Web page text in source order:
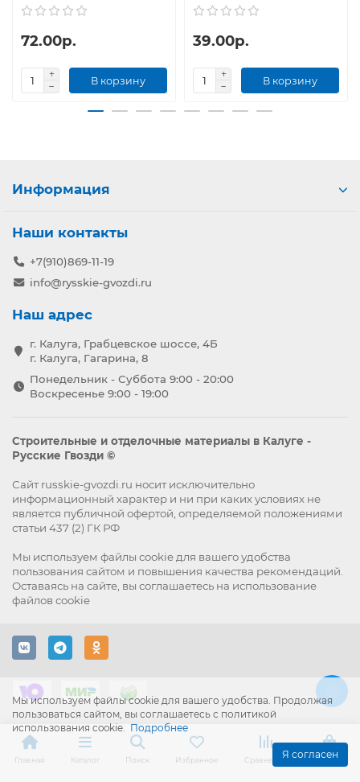
72.00р.
В корзину
39.00р.
В корзину
Мы используем файлы cookie для вашего удобства. Продолжая
пользоваться сайтом, вы соглашаетесь с политикой
использования cookie. Подробнее
Я согласен
Информация
Наши контакты
+7(910)869-11-19
info@rysskie-gvozdi.ru
Наш адрес
г. Калуга, Грабцевское шоссе, 4Б
г. Калуга, Гагарина, 8
Понедельник - Суббота 9:00 - 20:00
Воскресенье 9:00 - 19:00
Строительные и отделочные материалы в Калуге -
Русские Гвозди ©
Сайт russkie-gvozdi.ru носит исключительно
информационный характер и ни при каких условиях не
является публичной офертой, определяемой положениями
статьи 437 (2) ГК РФ
Мы используем файлы cookieдля вашего удобства
пользования сайтом и повышения качества рекомендаций.
Оставаясь на сайте, вы соглашаетесь на использование
файлов cookie
Главная Каталог Поиск Избранное Сравнение Корзина